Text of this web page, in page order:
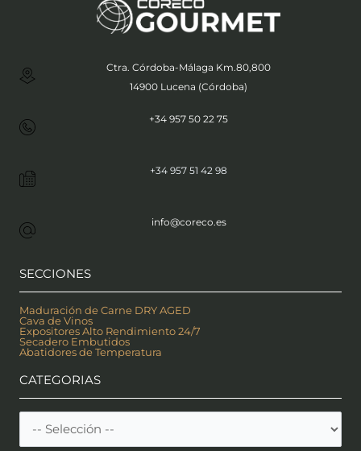
Ctra. Córdoba-Málaga Km.80,800
14900 Lucena (Córdoba)
+34 957 50 22 75
+34 957 51 42 98
info@coreco.es
SECCIONES
Maduración de Carne DRY AGED
Cava de Vinos
Expositores Alto Rendimiento 24/7
Secadero Embutidos
Abatidores de Temperatura
CATEGORIAS